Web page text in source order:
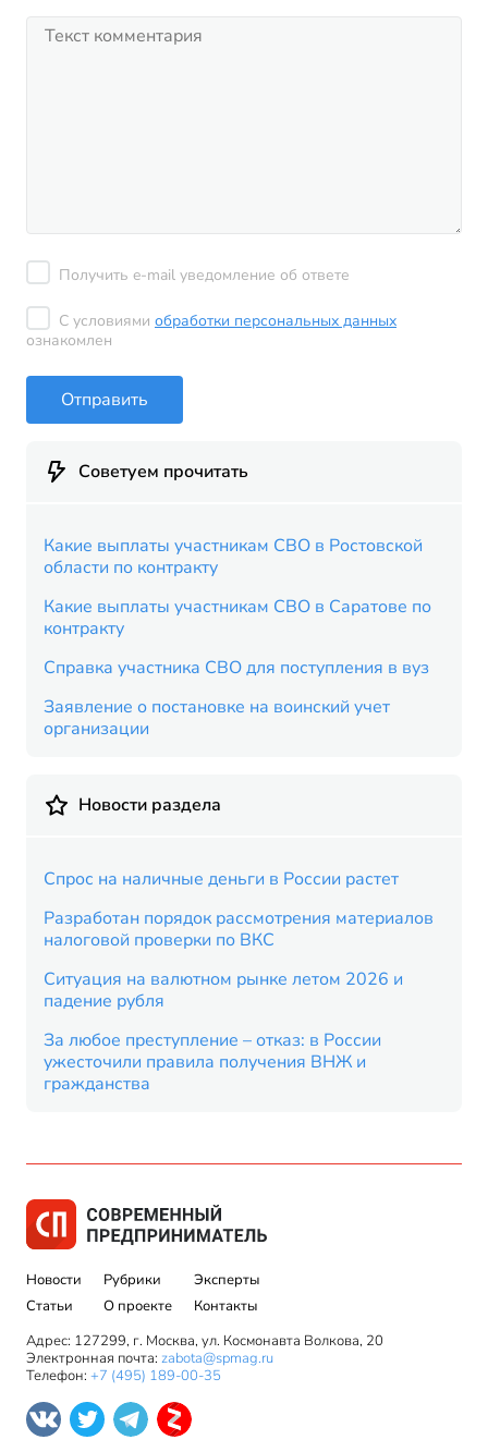
Получить e-mail уведомление об ответе
С условиями обработки персональных данных
ознакомлен
Отправить
Советуем прочитать
Какие выплаты участникам СВО в Ростовской
области по контракту
Какие выплаты участникам СВО в Саратове по
контракту
Справка участника СВО для поступления в вуз
Заявление о постановке на воинский учет
организации
Новости раздела
Спрос на наличные деньги в России растет
Разработан порядок рассмотрения материалов
налоговой проверки по ВКС
Ситуация на валютном рынке летом 2026 и
падение рубля
За любое преступление – отказ: в России
ужесточили правила получения ВНЖ и
гражданства
Новости
Статьи
Рубрики
О проекте
Эксперты
Контакты
Адрес: 127299, г. Москва, ул. Космонавта Волкова, 20
Электронная почта: zabota@spmag.ru
Телефон: +7 (495) 189-00-35